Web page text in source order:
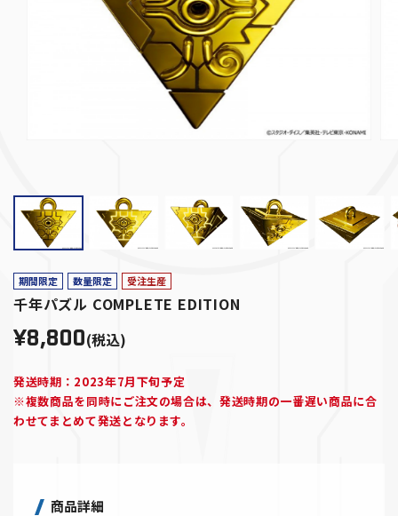
期間限定 数量限定 受注生産
千年パズル COMPLETE EDITION
¥8,800(税込)
発送時期：2023年7月下旬予定
※複数商品を同時にご注文の場合は、発送時期の一番遅い商品に合
わせてまとめて発送となります。
商品詳細